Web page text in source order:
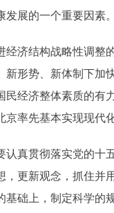
发展的一个重要因素
结构战略性调整的
新形势、新体制下加
民经济整体素质的有
京率先基本实现现代
贯彻落实党的十五
，更新观念，抓住并
基础上，制定科学的